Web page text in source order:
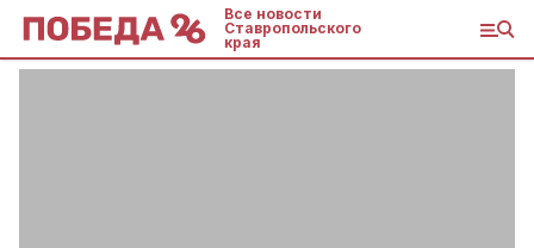
Все новости
Ставропольского
края